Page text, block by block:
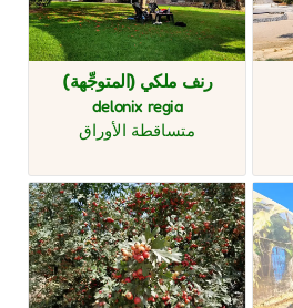
رنف ملكي (المتوجِّهة)
delonix regia
متساقطة الأوراق